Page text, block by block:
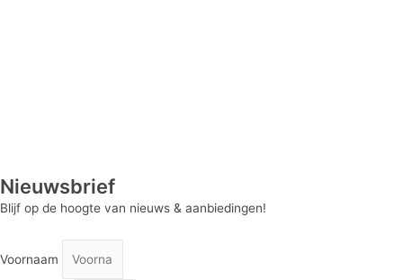
Nieuwsbrief
Blijf op de hoogte van nieuws & aanbiedingen!
Voornaam